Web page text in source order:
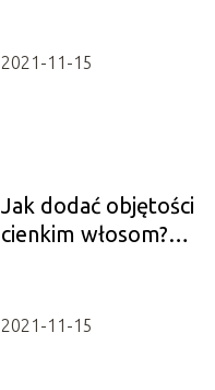
wskazówki
2021-11-15
Jak dodać objętości
cienkim włosom?
2021-11-15